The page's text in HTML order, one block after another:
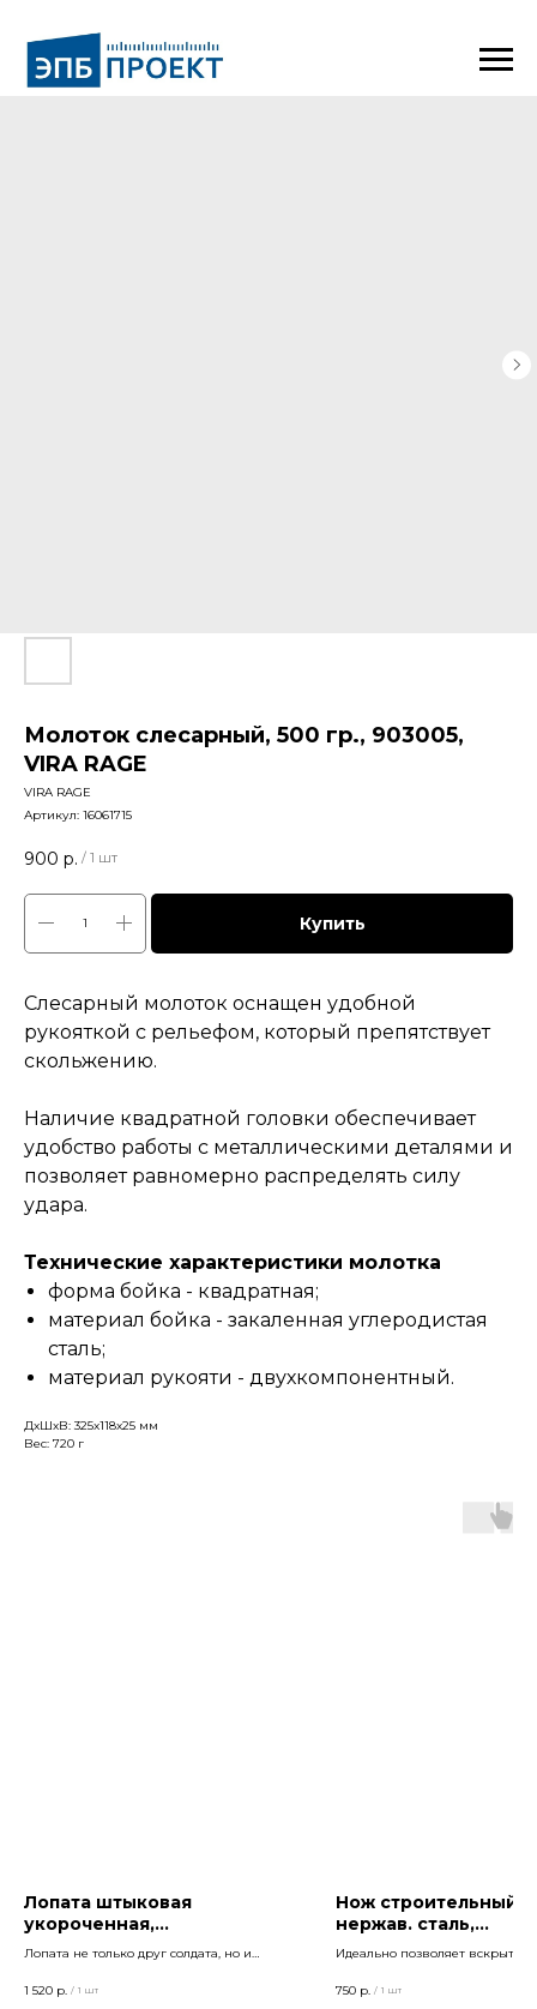
Молоток слесарный, 500 гр., 903005,
VIRA RAGE
VIRA RAGE
Артикул: 16061715
900 р. / 1 шт
Купить
Слесарный молоток оснащен удобной
рукояткой с рельефом, который препятствует
скольжению.
Наличие квадратной головки обеспечивает
удобство работы с металлическими деталями и
позволяет равномерно распределять силу
удара.
Технические характеристики молотка
форма бойка - квадратная;
материал бойка - закаленная углеродистая
сталь;
материал рукояти - двухкомпонентный.
ДxШxВ: 325x118x25 мм
Вес: 720 г
Лопата штыковая
укороченная,
металлический черенок,
Лопата не только друг солдата, но и
сооружения.
1 520 р. / 1 шт
Нож строительный,
нержав. сталь,
прорезиненная
Идеально позволяет вскрыть
750 р. / 1 шт